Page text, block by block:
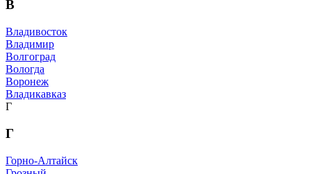
В
Владивосток
Владимир
Волгоград
Вологда
Воронеж
Владикавказ
Г
Г
Горно-Алтайск